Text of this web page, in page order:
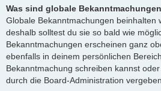
Was sind globale
Globale Bekanntmachungen beinhalten
deshalb solltest du sie so bald wie
Bekanntmachungen erscheinen ganz
ebenfalls in deinem persönlichen
Bekanntmachung schreiben kannst
durch die Board-Administration